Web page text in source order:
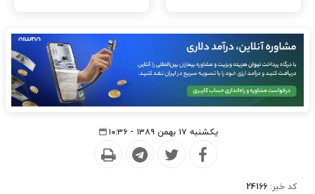
یکشنبه ۱۷ بهمن ۱۳۸۹ - ۱۰:۳۶
کد خبر: 24166